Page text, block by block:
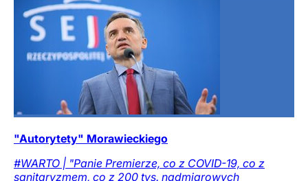
"Autorytety" Morawieckiego
#WARTO | "Panie Premierze, co z COVID-19, co z
sanitaryzmem, co z 200 tys. nadmiarowych